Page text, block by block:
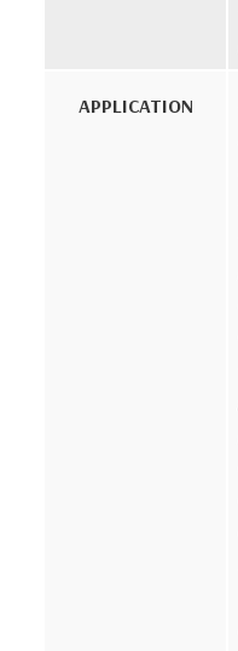
APPLICATION